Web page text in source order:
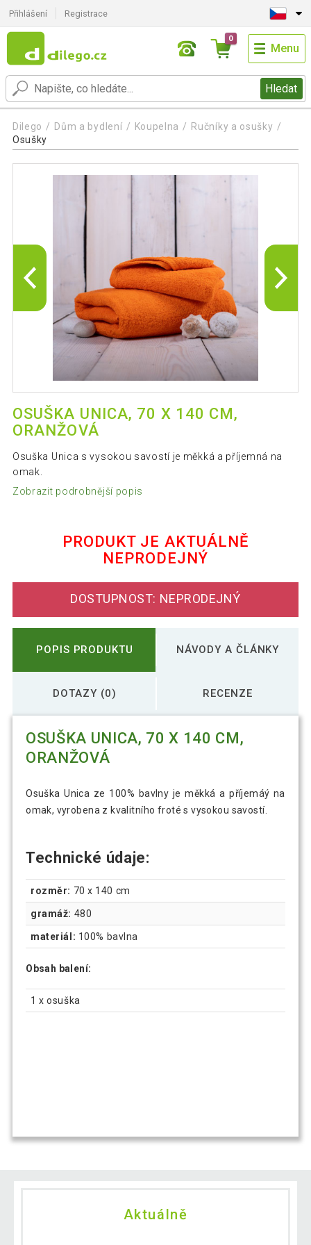
Přihlášení Registrace
Hledat
0
Menu
Dilego Dům a bydlení Koupelna
Ručníky a osušky
Osušky
OSUŠKA UNICA, 70 X 140 CM,
ORANŽOVÁ
Osuška Unica s vysokou savostí je měkká a příjemná na
omak.
Zobrazit podrobnější popis
PRODUKT JE AKTUÁLNĚ
NEPRODEJNÝ
DOSTUPNOST: NEPRODEJNÝ
POPIS PRODUKTU NÁVODY A ČLÁNKY
DOTAZY (0) RECENZE
OSUŠKA UNICA, 70 X 140 CM,
ORANŽOVÁ
Osuška Unica ze 100% bavlny je měkká a příjemáý na
omak, vyrobena z kvalitního froté s vysokou savostí.
Technické údaje:
rozměr: 70 x 140 cm
gramáž: 480
materiál: 100% bavlna
Obsah balení:
1 x osuška
Aktuálně